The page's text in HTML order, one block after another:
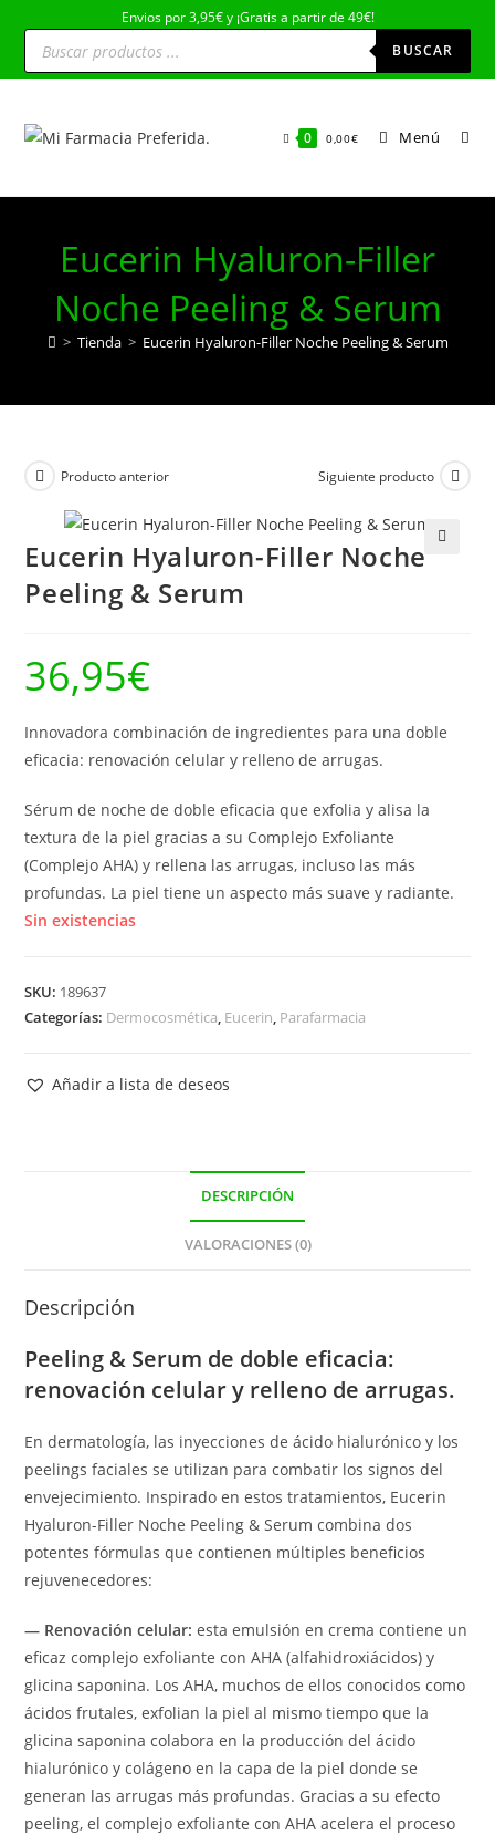
contenido
Envios por 3,95€ y ¡Gratis a partir de 49€!
Búsqueda
productos BUSCAR
0 0,00€ Menú
Eucerin Hyaluron-Filler
Noche Peeling & Serum
> Tienda > Eucerin Hyaluron-Filler Noche Peeling & Serum
Producto anterior Siguiente producto
Eucerin Hyaluron-Filler Noche
Peeling & Serum
36,95€
Innovadora combinación de ingredientes para una doble
eficacia: renovación celular y relleno de arrugas.
Sérum de noche de doble eficacia que exfolia y alisa la
textura de la piel gracias a su Complejo Exfoliante
(Complejo AHA) y rellena las arrugas, incluso las más
profundas. La piel tiene un aspecto más suave y radiante.
Sin existencias
SKU: 189637
Categorías: Dermocosmética, Eucerin, Parafarmacia
Añadir a lista de deseos
DESCRIPCIÓN
VALORACIONES (0)
Descripción
Peeling & Serum de doble eficacia:
renovación celular y relleno de arrugas.
En dermatología, las inyecciones de ácido hialurónico y los
peelings faciales se utilizan para combatir los signos del
envejecimiento. Inspirado en estos tratamientos, Eucerin
Hyaluron-Filler Noche Peeling & Serum combina dos
potentes fórmulas que contienen múltiples beneficios
rejuvenecedores:
— Renovación celular: esta emulsión en crema contiene un
eficaz complejo exfoliante con AHA (alfahidroxiácidos) y
glicina saponina. Los AHA, muchos de ellos conocidos como
ácidos frutales, exfolian la piel al mismo tiempo que la
glicina saponina colabora en la producción del ácido
hialurónico y colágeno en la capa de la piel donde se
generan las arrugas más profundas. Gracias a su efecto
peeling, el complejo exfoliante con AHA acelera el proceso